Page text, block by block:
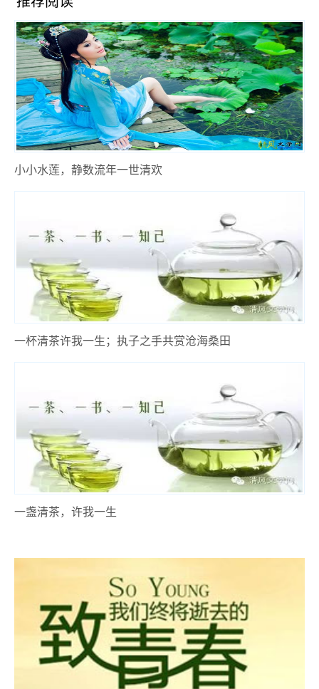
小小水莲，静数流年一世清欢
一杯清茶许我一生；执子之手共赏沧海桑田
一盏清茶，许我一生